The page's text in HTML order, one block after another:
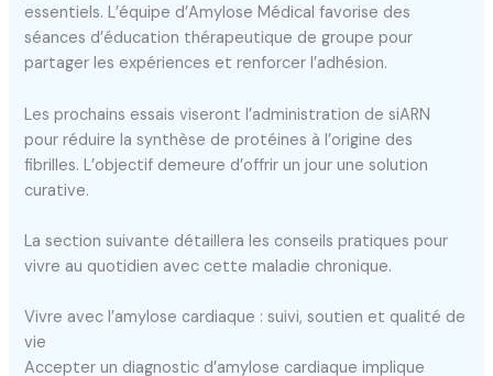
essentiels. L’équipe d’Amylose Médical favorise des
séances d’éducation thérapeutique de groupe pour
partager les expériences et renforcer l’adhésion.
Les prochains essais viseront l’administration de siARN
pour réduire la synthèse de protéines à l’origine des
fibrilles. L’objectif demeure d’offrir un jour une solution
curative.
La section suivante détaillera les conseils pratiques pour
vivre au quotidien avec cette maladie chronique.
Vivre avec l’amylose cardiaque : suivi, soutien et qualité de
vie
Accepter un diagnostic d’amylose cardiaque implique